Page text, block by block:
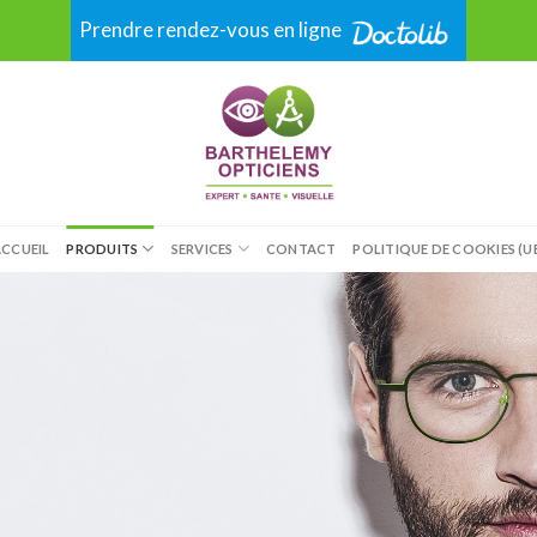
Prendre rendez-vous en ligne
PRODUITS SERVICES CONTACT POLITIQUE DE COOKIES